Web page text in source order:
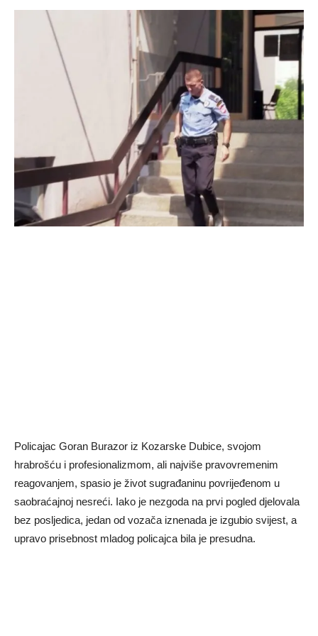
Policajac Goran Burazor iz Kozarske Dubice, svojom
hrabrošću i profesionalizmom, ali najviše pravovremenim
reagovanjem, spasio je život sugrađaninu povrijeđenom u
saobraćajnoj nesreći. Iako je nezgoda na prvi pogled djelovala
bez posljedica, jedan od vozača iznenada je izgubio svijest, a
upravo prisebnost mladog policajca bila je presudna.